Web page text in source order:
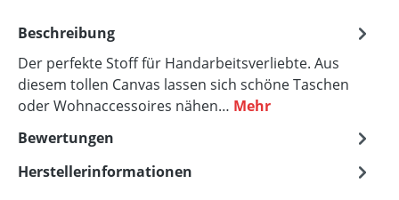
Beschreibung
Der perfekte Stoff für Handarbeitsverliebte. Aus
diesem tollen Canvas lassen sich schöne Taschen
oder Wohnaccessoires nähen… Mehr
Bewertungen
Herstellerinformationen